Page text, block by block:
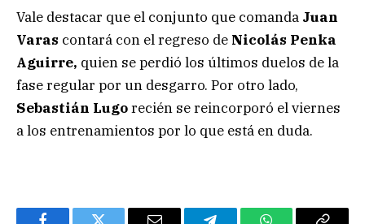
Vale destacar que el conjunto que comanda Juan
Varas contará con el regreso de Nicolás Penka
Aguirre, quien se perdió los últimos duelos de la
fase regular por un desgarro. Por otro lado,
Sebastián Lugorecién se reincorporó el viernes
a los entrenamientos por lo que está en duda.